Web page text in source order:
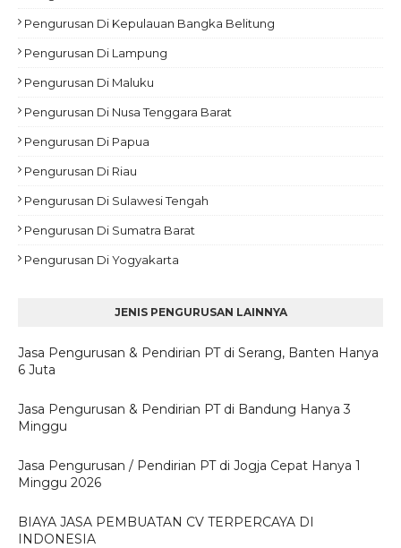
Pengurusan Di Kepulauan Bangka Belitung
Pengurusan Di Lampung
Pengurusan Di Maluku
Pengurusan Di Nusa Tenggara Barat
Pengurusan Di Papua
Pengurusan Di Riau
Pengurusan Di Sulawesi Tengah
Pengurusan Di Sumatra Barat
Pengurusan Di Yogyakarta
JENIS PENGURUSAN LAINNYA
Jasa Pengurusan & Pendirian PT di Serang, Banten Hanya
6 Juta
Jasa Pengurusan & Pendirian PT di Bandung Hanya 3
Minggu
Jasa Pengurusan / Pendirian PT di Jogja Cepat Hanya 1
Minggu 2026
BIAYA JASA PEMBUATAN CV TERPERCAYA DI
INDONESIA